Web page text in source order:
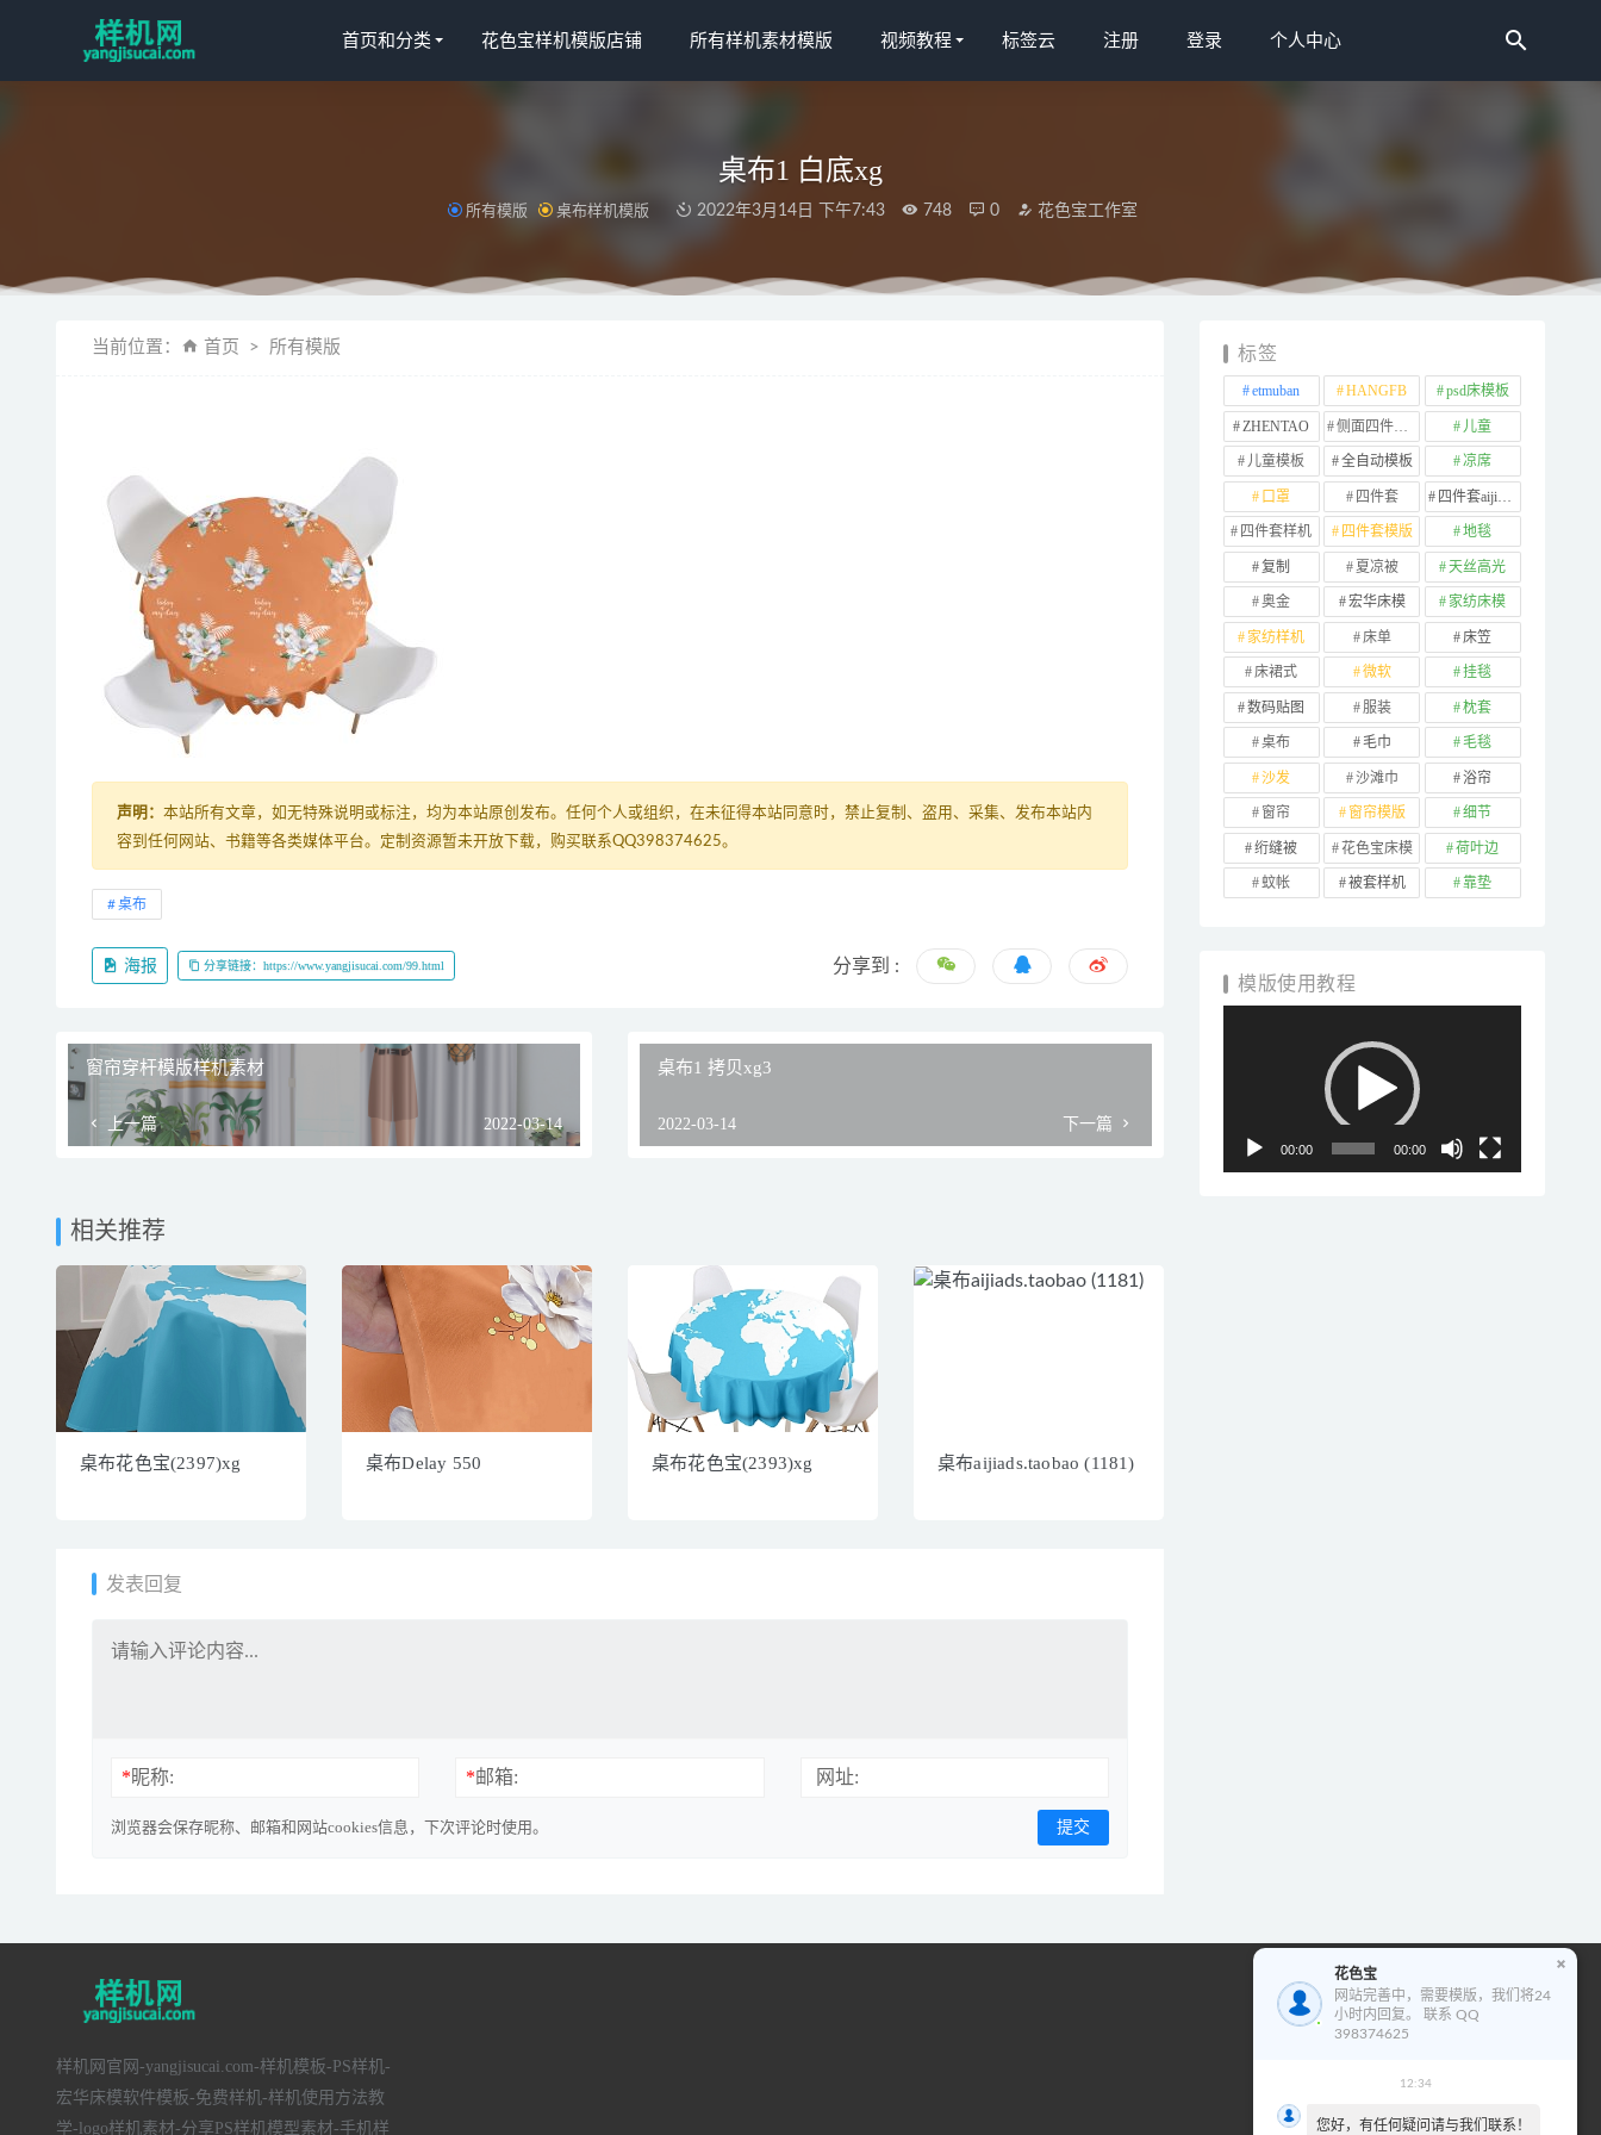
首页和分类 花色宝样机模版店铺 所有样机素材模版 视频教程 标签云 注册 登录 个人中心
桌布1 白底xg
所有模版 桌布样机模版 2022年3月14日 下午7:43 748 0 花色宝工作室
当前位置： 首页 所有模版
声明： 本站所有文章，如无特殊说明或标注，均为本站原创发布。任何个人或组织，在未征得本站同意时，禁止复制、盗用、采集、发布本站内
容到任何网站、书籍等各类媒体平台。定制资源暂未开放下载，购买联系QQ398374625。
桌布
海报 分享链接：https://www.yangjisucai.com/99.html 分享到 :
窗帘穿杆模版样机素材
上一篇 2022-03-14
桌布1 拷贝xg3
2022-03-14 下一篇
相关推荐
桌布花色宝(2397)xg 桌布Delay 550 桌布花色宝(2393)xg 桌布aijiads.taobao (1181)
发表回复
*昵称: *邮箱: 网址:
浏览器会保存昵称、邮箱和网站cookies信息，下次评论时使用。
标签
etmuban HANGFB psd床模板
ZHENTAO 侧面四件套样机 儿童
儿童模板 全自动模板 凉席
口罩 四件套 四件套aijiads.taobao (1639)
四件套样机 四件套模版 地毯
复制 夏凉被 天丝高光
奥金 宏华床模 家纺床模
家纺样机 床单 床笠
床裙式 微软 挂毯
数码贴图 服装 枕套
桌布 毛巾 毛毯
沙发 沙滩巾 浴帘
窗帘 窗帘模版 细节
绗缝被 花色宝床模 荷叶边
蚊帐 被套样机 靠垫
模版使用教程
00:00 00:00
样机网官网-yangjisucai.com-样机模板-PS样机-
宏华床模软件模板-免费样机-样机使用方法教
学-logo样机素材-分享PS样机模型素材-手机样
花色宝模版使用教程
视
00:00
床单花色宝(2223)光影xg 2022-04-10
花色宝
网站完善中，需要模版，我们将24
小时内回复。 联系 QQ
398374625
12:34
您好，有任何疑问请与我们联系！